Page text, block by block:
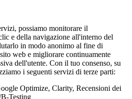
possiamo monitorare il
e della navigazione all'interno del
in modo anonimo al fine di
web e migliorare continuamente
dell'utente. Con il tuo consenso, su
i seguenti servizi di terze parti:
Optimize, Clarity, Recensioni dei
Testing